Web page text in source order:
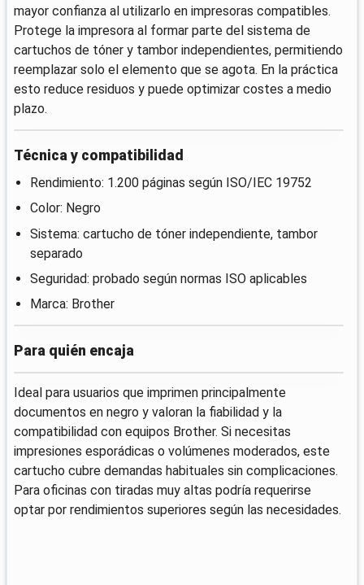
mayor confianza al utilizarlo en impresoras compatibles.
Protege la impresora al formar parte del sistema de
cartuchos de tóner y tambor independientes, permitiendo
reemplazar solo el elemento que se agota. En la práctica
esto reduce residuos y puede optimizar costes a medio
plazo.
Técnica y compatibilidad
Rendimiento: 1.200 páginas según ISO/IEC 19752
Color: Negro
Sistema: cartucho de tóner independiente, tambor
separado
Seguridad: probado según normas ISO aplicables
Marca: Brother
Para quién encaja
Ideal para usuarios que imprimen principalmente
documentos en negro y valoran la fiabilidad y la
compatibilidad con equipos Brother. Si necesitas
impresiones esporádicas o volúmenes moderados, este
cartucho cubre demandas habituales sin complicaciones.
Para oficinas con tiradas muy altas podría requerirse
optar por rendimientos superiores según las necesidades.